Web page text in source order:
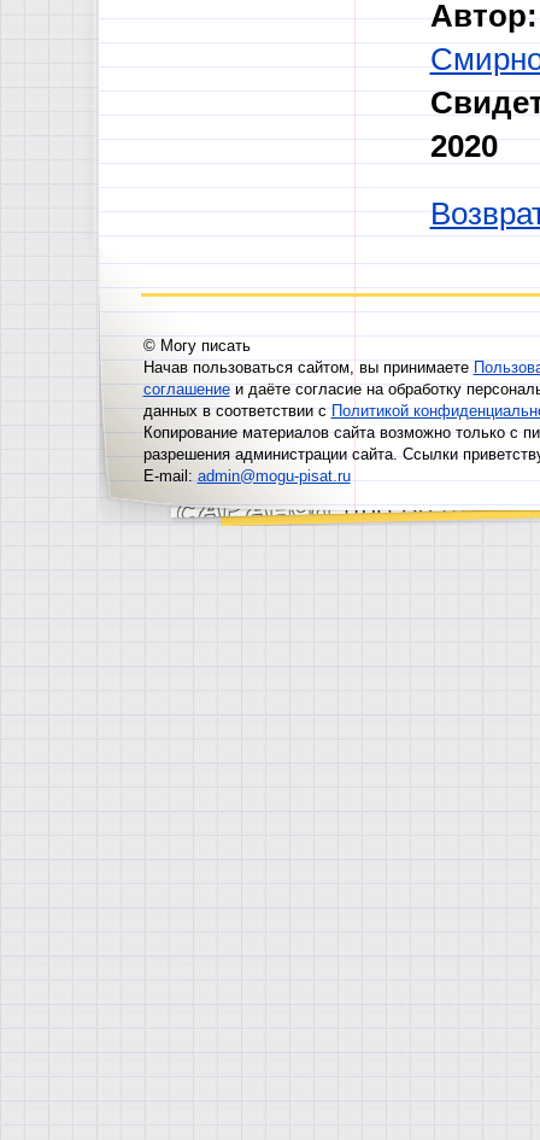
Автор:
2020
© Могу писать
Начав пользоваться сайтом, вы принимаете
соглашениеи даёте согласие на обработку
данных в соответствии сПолитикой
Копирование материалов сайта возможно только с
разрешения администрации сайта. Ссылки
E-mail:admin@mogu-pisat.ru